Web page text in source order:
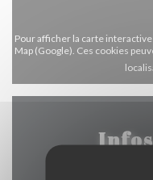
Pour afficher la carte
Map (Google). Ces cookies